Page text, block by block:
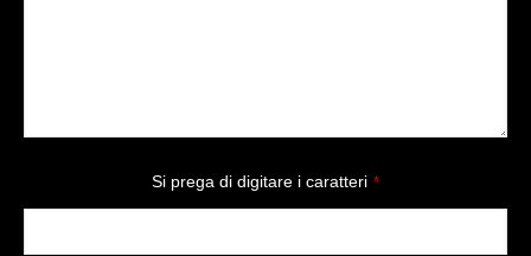
Si prega di digitare i caratteri *